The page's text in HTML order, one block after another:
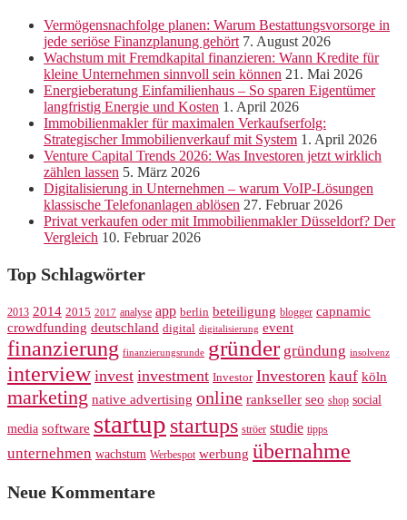
Vermögensnachfolge planen: Warum Bestattungsvorsorge in
jede seriöse Finanzplanung gehört 7. August 2026
Wachstum mit Fremdkapital finanzieren: Wann Kredite für
kleine Unternehmen sinnvoll sein können 21. Mai 2026
Energieberatung Einfamilienhaus – So sparen Eigentümer
langfristig Energie und Kosten 1. April 2026
Immobilienmakler für maximalen Verkaufserfolg:
Strategischer Immobilienverkauf mit System 1. April 2026
Venture Capital Trends 2026: Was Investoren jetzt wirklich
zählen lassen 5. März 2026
Digitalisierung in Unternehmen – warum VoIP-Lösungen
klassische Telefonanlagen ablösen 27. Februar 2026
Privat verkaufen oder mit Immobilienmakler Düsseldorf? Der
Vergleich 10. Februar 2026
Top Schlagwörter
2013 2014 2015 2017 analyse app berlin beteiligung blogger capnamic
crowdfunding deutschland digital digitalisierung event
finanzierung finanzierungsrunde gründer gründung insolvenz
interview invest investment Investor Investoren kauf köln
marketing native advertising online rankseller seo shop social
media software startup startups ströer studie tipps
unternehmen wachstum Werbespot werbung übernahme
Neue Kommentare